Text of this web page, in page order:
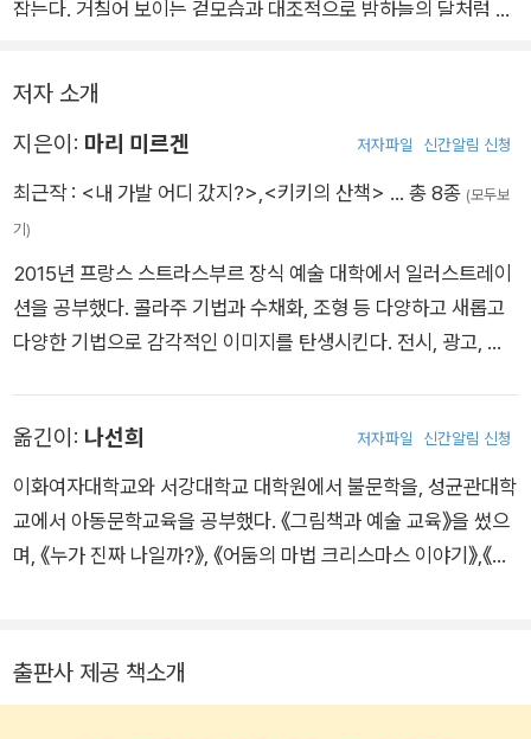
잡는다. 거칠어 보이는 겉모습과 대조적으로 밤하늘의 달처럼 빛
기쁨과 성장을 따뜻하게 이야기한다.
갑자기 불어온 바람에 날아간 가발을 찾아 떠나는 특별하고 감동
적인 여정이 펼쳐진다. 실루엣이 투명하게 드러나는 독특한 콜라
들어간 별도의 잉크로 섬세하게 인쇄하여 풍부한 예술적 감성을
살렸다.
저자 소개
지은이: 마리 미르겐 저자파일 신간알림 신청
최근작 : <내 가발 어디 갔지?> <키키의 산책> … 총 8종 (모두보
기)
2015년 프랑스 스트라스부르 장식 예술 대학에서 일러스트레이
션을 공부했다. 콜라주 기법과 수채화, 조형 등 다양하고 새롭고
다양한 기법으로 감각적인 이미지를 탄생시킨다. 전시, 광고, 어
020년 《키키의 산책》으로 볼로냐 라가치상 오페라 프리마 부문
스페셜 맨션상을 수상했다.
옮긴이: 나선희 저자파일 신간알림 신청
이화여자대학교와 서강대학교 대학원에서 불문학을, 성균관대학
교에서 아동문학교육을 공부했다. 《그림책과 예술 교육》을 썼으
며, 《누가 진짜 나일까?》, 《어둠의 마법 크리스마스 이야기》,《하
발 어디 갔지?》, 《이렇게 말이야》, 《산이 웃었다》 등을 우리말로
옮겼다.
출판사 제공 책소개